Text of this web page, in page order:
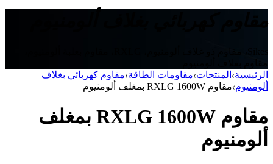
الرئيسية› المنتجات›مقاومات الطاقة›مقاوم كهربائي بغلاف
ألومنيوم›مقاوم RXLG 1600W بمغلف ألومنيوم
مقاوم RXLG 1600W بمغلف
ألومنيوم